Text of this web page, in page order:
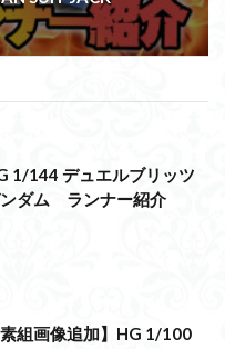
1/144 デュエルブリッツ
ダム ランナー紹介
素組画像追加】HG 1/100